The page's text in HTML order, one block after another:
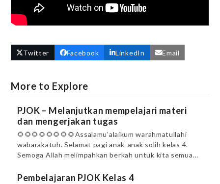
Twitter Facebook LinkedIn Email
More to Explore
PJOK – Melanjutkan mempelajari materi
dan mengerjakan tugas
🌻🌻🌻🌻🌻🌻🌻🌻Assalamu’alaikum warahmatullahi
wabarakatuh. Selamat pagi anak-anak solih kelas 4.
Semoga Allah melimpahkan berkah untuk kita semua…
Pembelajaran PJOK Kelas 4